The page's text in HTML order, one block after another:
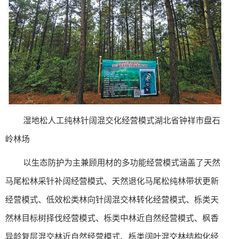
湿地松人工纯林针阔混交化经营模式湖北省钟祥市盘石
岭林场
以生态防护为主兼顾用材的多功能经营模式涵盖了天然
马尾松林采针补阔经营模式、天然退化马尾松纯林带状更新
经营模式、低效松类林向针阔混交林转化经营模式、栎类天
然林目标树择伐经营模式、栎类中林近自然经营模式、枫香
异龄复层混交林近自然经营模式、栎类阔叶混交林结构化经